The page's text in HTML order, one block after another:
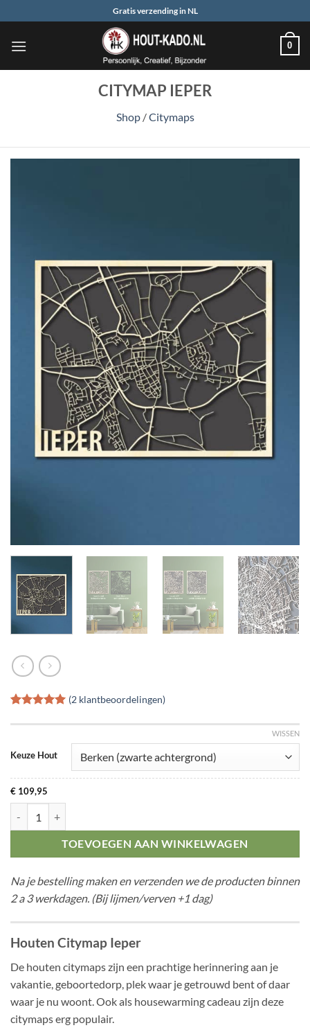
naar
inhoud
Gratis verzending in NL
0
CITYMAP IEPER
Shop /Citymaps
5op 5
op
klant
waarderingen
(2klantbeoordelingen)
Keuze Hout
WISSEN
€ 109,95
TOEVOEGEN AAN WINKELWAGEN
Na je bestelling maken en verzenden we de producten binnen
2 a 3 werkdagen. (Bij lijmen/verven +1 dag)
Houten Citymap Ieper
De houten citymaps zijn een prachtige herinnering aan je
vakantie, geboortedorp, plek waar je getrouwd bent of daar
waar je nu woont. Ook als housewarming cadeau zijn deze
citymaps erg populair.